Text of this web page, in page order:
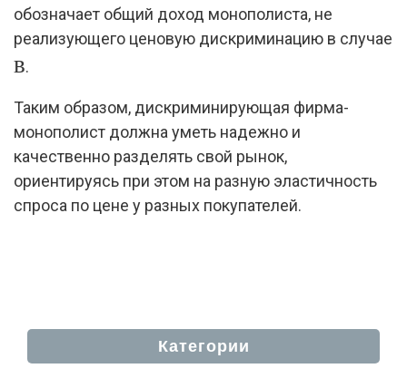
обозначает общий доход монополиста, не
реализующего ценовую дискриминацию в случае
в.
Таким образом, дискриминирующая фирма-
монополист должна уметь надежно и
качественно разделять свой рынок,
ориентируясь при этом на разную эластичность
спроса по цене у разных покупателей.
Категории